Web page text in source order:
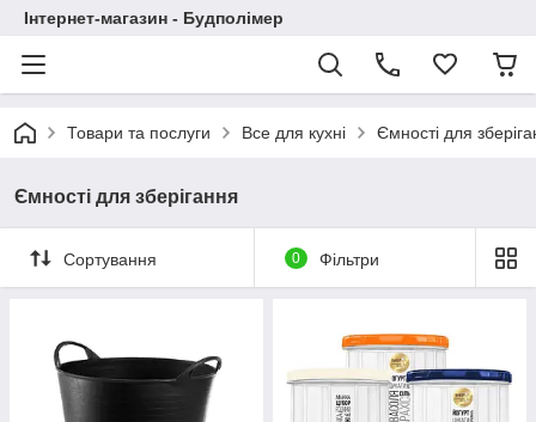
Інтернет-магазин - Будполімер
Товари та послуги Все для кухні Ємності для
Ємності для зберігання
Сортування 0 Фільтри